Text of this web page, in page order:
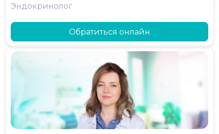
Эндокринолог
Обратиться онлайн